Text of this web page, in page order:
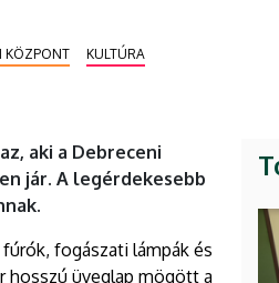
KÖZPONT KULTÚRA
aki a Debreceni
jár. A legérdekesebb
fogászati lámpák és
hosszú üveglap mögött a